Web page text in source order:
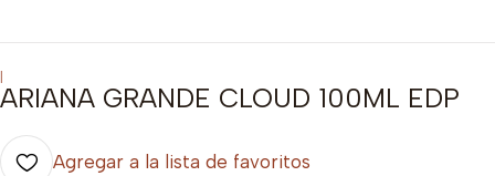
|
ARIANA GRANDE CLOUD 100ML EDP
Agregar a la lista de favoritos